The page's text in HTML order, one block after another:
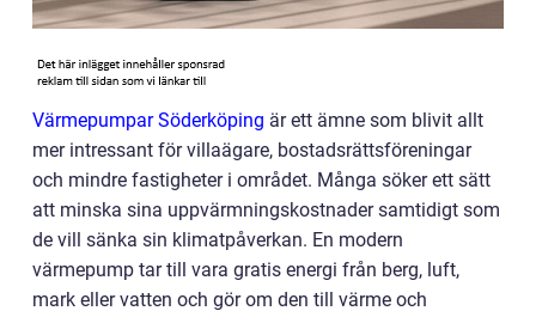
Värmepumpar Söderköping är ett ämne som blivit allt
mer intressant för villaägare, bostadsrättsföreningar
och mindre fastigheter i området. Många söker ett sätt
att minska sina uppvärmningskostnader samtidigt som
de vill sänka sin klimatpåverkan. En modern
värmepump tar till vara gratis energi från berg, luft,
mark eller vatten och gör om den till värme och